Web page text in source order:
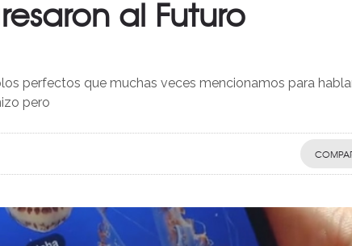
al Futuro
perfectos que muchas veces mencionamos para
pero